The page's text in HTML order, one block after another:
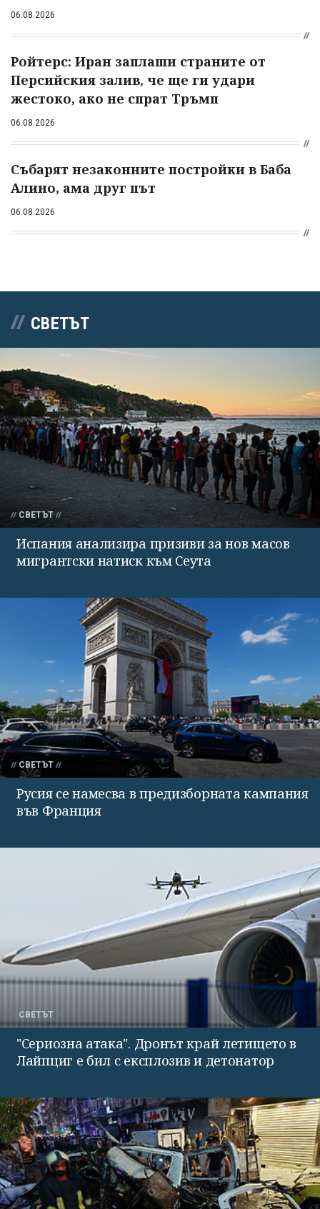
06.08.2026
Ройтерс: Иран заплаши страните от
Персийския залив, че ще ги удари
жестоко, ако не спрат Тръмп
06.08.2026
Събарят незаконните постройки в Баба
Алино, ама друг път
06.08.2026
СВЕТЪТ
СВЕТЪТ
Испания анализира призиви за нов масов
мигрантски натиск към Сеута
СВЕТЪТ
Русия се намесва в предизборната кампания
във Франция
СВЕТЪТ
"Сериозна атака". Дронът край летището в
Лайпциг е бил с експлозив и детонатор